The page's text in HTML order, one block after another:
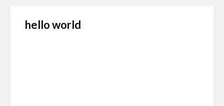
hello world